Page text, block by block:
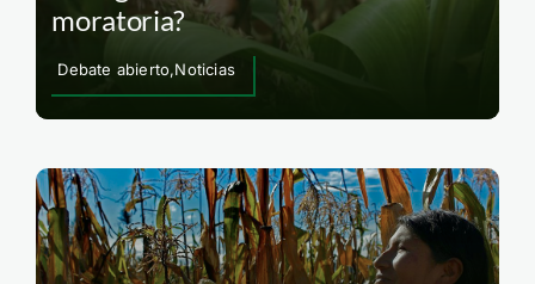
moratoria?
Debate abierto,Noticias